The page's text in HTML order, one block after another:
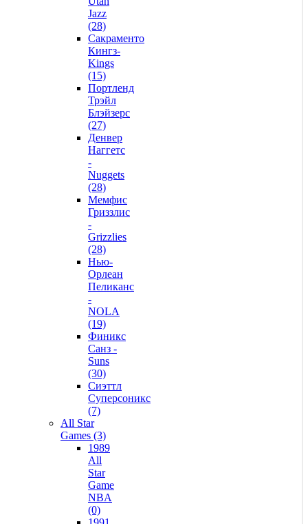
Jazz
(28)
Сакраменто
Кингз-
Kings
(15)
Портленд
Трэйл
Блэйзерс
(27)
Денвер
Наггетс
-
Nuggets
(28)
Мемфис
Гриззлис
-
Grizzlies
(28)
Нью-
Орлеан
Пеликанс
-
NOLA
(19)
Финикс
Санз -
Suns
(30)
Сиэттл
Суперсоникс
(7)
All Star
Games (3)
1989
All
Star
Game
NBA
(0)